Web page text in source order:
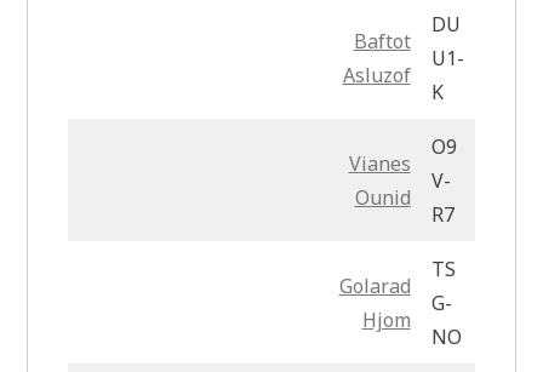
Baftot
Asluzof
DU
U1-
K
Vianes
Ounid
O9
V-
R7
Golarad
Hjom
TS
G-
NO